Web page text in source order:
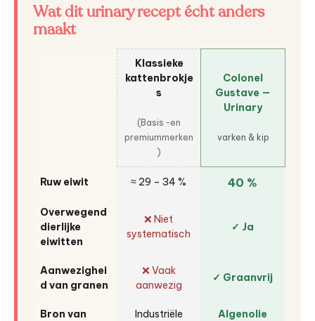
Wat dit urinary recept écht anders
maakt
Klassieke
kattenbrokje
s
(Basis -en
premiummerken
)
Colonel
Gustave —
Urinary
varken & kip
Ruw eiwit ≈ 29 – 34 % 40 %
Overwegend
dierlijke
eiwitten
❌ Niet
systematisch
✓ Ja
Aanwezighei
d van granen
❌ Vaak
aanwezig
✓ Graanvrij
Bron van
Industriële
Algenolie